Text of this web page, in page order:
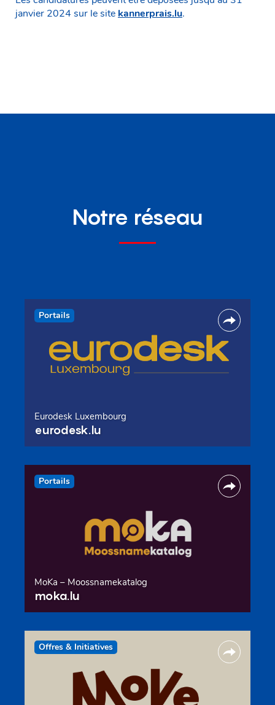
janvier 2024 sur le site kannerprais.lu.
Notre réseau
Portails
Eurodesk Luxembourg
eurodesk.lu
Portails
MoKa – Moossnamekatalog
moka.lu
Offres & Initiatives